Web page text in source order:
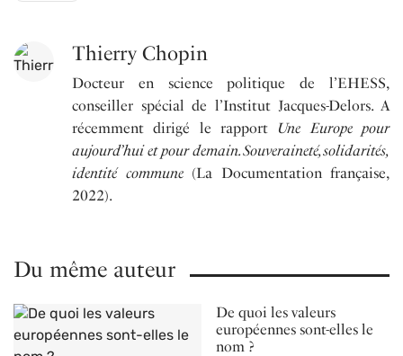
Thierry Chopin
Docteur en science politique de l’EHESS,
conseiller spécial de l’Institut Jacques-Delors. A
récemment dirigé le rapport Une Europe pour
aujourd’hui et pour demain. Souveraineté, solidarités,
identité commune(La Documentation française,
2022).
Du même auteur
De quoi les valeurs
européennes sont-elles le
nom ?